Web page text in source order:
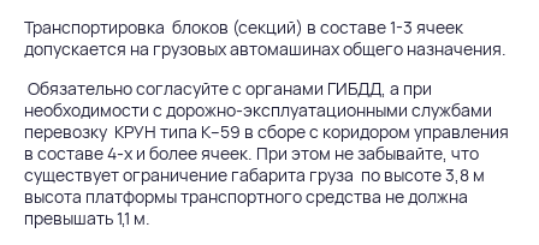
Транспортировка блоков (секций) в составе 1-3 ячеек
допускается на грузовых автомашинах общего назначения.
Обязательно согласуйте с органами ГИБДД, а при
необходимости с дорожно-эксплуатационными службами
перевозку КРУН типа К–59 в сборе с коридором управления
в составе 4-х и более ячеек. При этом не забывайте, что
существует ограничение габарита груза по высоте 3,8 м
высота платформы транспортного средства не должна
превышать 1,1 м.